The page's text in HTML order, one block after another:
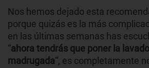
Nos hemos dejado esta
porque quizás es la más
en las últimas semanas has
“ahora tendrás que poner la
madrugada”, es completamente